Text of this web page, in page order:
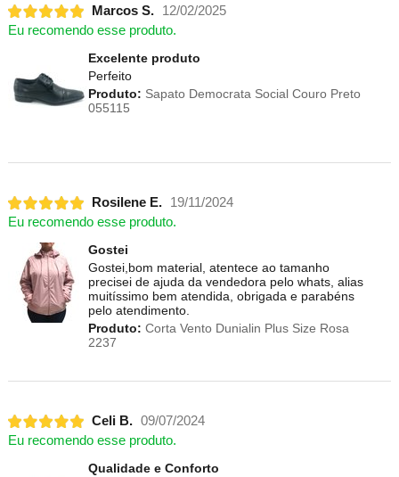
Marcos S.
12/02/2025
Eu recomendo esse produto.
Excelente produto
Perfeito
Produto: Sapato Democrata Social Couro Preto
055115
Rosilene E.
19/11/2024
Eu recomendo esse produto.
Gostei
Gostei,bom material, atentece ao tamanho
precisei de ajuda da vendedora pelo whats, alias
muitíssimo bem atendida, obrigada e parabéns
pelo atendimento.
Produto: Corta Vento Dunialin Plus Size Rosa
2237
Celi B. 09/07/2024
Eu recomendo esse produto.
Qualidade e Conforto